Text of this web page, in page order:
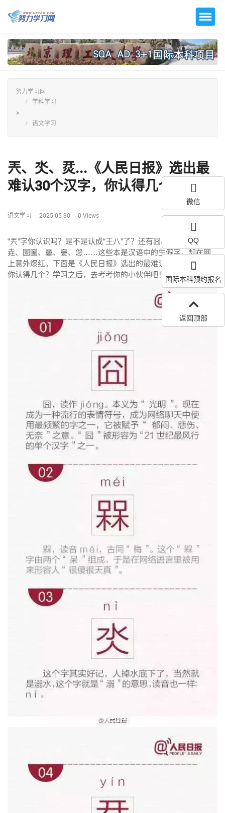
努力学习网
学科学习
>
语文学习
兲、氼、烎...《人民日报》选出最
难认30个汉字，你认得几个？...
语文学习 - 2025-05-30 0 Views
“兲”字你认识吗？是不是认成“王八”了？还有囧、槑、氼、烎、
垚、圐圙、嘦、嫑、怹……这些本是汉语中的生僻字，却在网
上意外爆红。下面是《人民日报》选出的最难认的30个汉字，
你认得几个？学习之后，去考考你的小伙伴吧！
微信
QQ
国际本科预约报名
返回顶部